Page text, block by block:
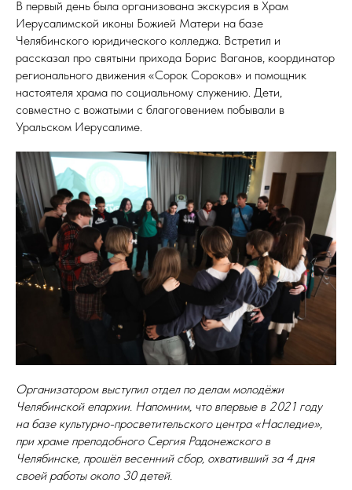
В первый день была организована экскурсия в Храм
Иерусалимской иконы Божией Матери на базе
Челябинского юридического колледжа. Встретил и
рассказал про святыни прихода Борис Ваганов, координатор
регионального движения «Сорок Сороков» и помощник
настоятеля храма по социальному служению. Дети,
совместно с вожатыми с благоговением побывали в
Уральском Иерусалиме.
Организатором выступил отдел по делам молодёжи
Челябинской епархии. Напомним, что впервые в 2021 году
на базе культурно-просветительского центра «Наследие»,
при храме преподобного Сергия Радонежского в
Челябинске, прошёл весенний сбор, охвативший за 4 дня
своей работы около 30 детей.